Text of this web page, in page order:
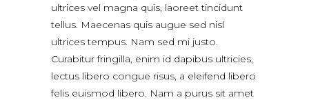
ultrices vel magna quis, laoreet tincidunt
tellus. Maecenas quis augue sed nisl
ultrices tempus. Nam sed mi justo.
Curabitur fringilla, enim id dapibus ultricies,
lectus libero congue risus, a eleifend libero
felis euismod libero. Nam a purus sit amet